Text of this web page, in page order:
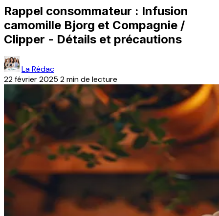
Rappel consommateur : Infusion
camomille Bjorg et Compagnie /
Clipper - Détails et précautions
La Rédac
22 février 2025 2 min de lecture